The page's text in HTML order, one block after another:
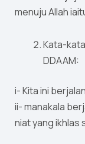
menuju Allah
Kata-
DDAAM:
i- Kita ini
ii- manakala
niat yang ikhlas